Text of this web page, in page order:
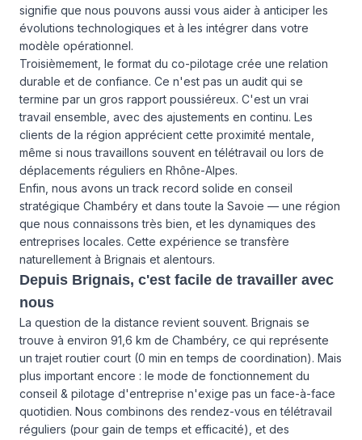
signifie que nous pouvons aussi vous aider à anticiper les
évolutions technologiques et à les intégrer dans votre
modèle opérationnel.
Troisièmement, le format du co-pilotage crée une relation
durable et de confiance. Ce n'est pas un audit qui se
termine par un gros rapport poussiéreux. C'est un vrai
travail ensemble, avec des ajustements en continu. Les
clients de la région apprécient cette proximité mentale,
même si nous travaillons souvent en télétravail ou lors de
déplacements réguliers en Rhône-Alpes.
Enfin, nous avons un track record solide en conseil
stratégique Chambéry et dans toute la Savoie — une région
que nous connaissons très bien, et les dynamiques des
entreprises locales. Cette expérience se transfère
naturellement à Brignais et alentours.
Depuis Brignais, c'est facile de travailler avec
nous
La question de la distance revient souvent. Brignais se
trouve à environ 91,6 km de Chambéry, ce qui représente
un trajet routier court (0 min en temps de coordination). Mais
plus important encore : le mode de fonctionnement du
conseil & pilotage d'entreprise n'exige pas un face-à-face
quotidien. Nous combinons des rendez-vous en télétravail
réguliers (pour gain de temps et efficacité), et des